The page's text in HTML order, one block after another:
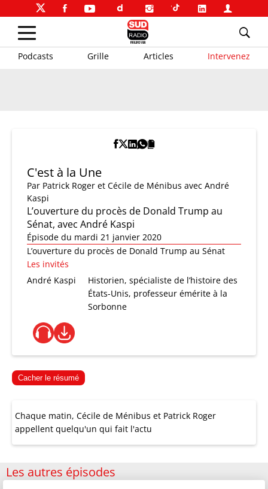
Podcasts Grille Articles Intervenez
C'est à la Une
Par Patrick Roger et Cécile de Ménibus avec André
Kaspi
L’ouverture du procès de Donald Trump au
Sénat, avec André Kaspi
Épisode du mardi 21 janvier 2020
L’ouverture du procès de Donald Trump au Sénat
Les invités
André Kaspi
Historien, spécialiste de l’histoire des
États-Unis, professeur émérite à la
Sorbonne
Cacher le résumé
Chaque matin, Cécile de Ménibus et Patrick Roger
appellent quelqu'un qui fait l'actu
Les autres épisodes